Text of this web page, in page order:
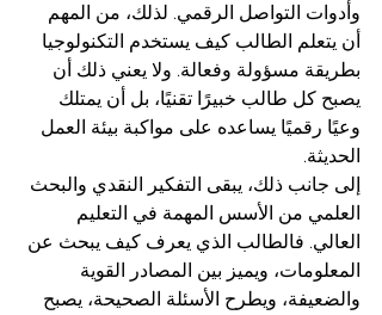
وأدوات التواصل الرقمي. لذلك، من المهم
أن يتعلم الطالب كيف يستخدم التكنولوجيا
بطريقة مسؤولة وفعالة. ولا يعني ذلك أن
يصبح كل طالب خبيرًا تقنيًا، بل أن يمتلك
وعيًا رقميًا يساعده على مواكبة بيئة العمل
الحديثة.
إلى جانب ذلك، يبقى التفكير النقدي والبحث
العلمي من الأسس المهمة في التعليم
العالي. فالطالب الذي يعرف كيف يبحث عن
المعلومات، ويميز بين المصادر القوية
والضعيفة، ويطرح الأسئلة الصحيحة، يصبح